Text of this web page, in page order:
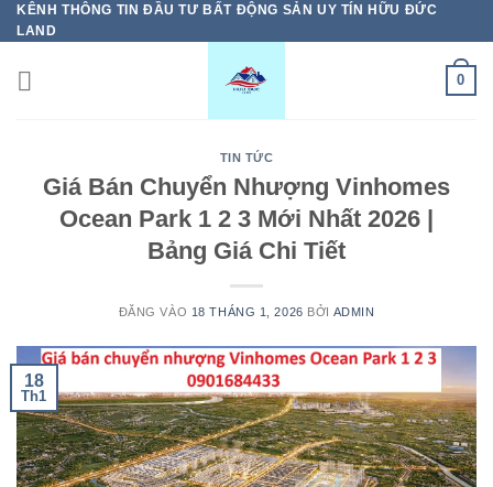
Bỏ
qua
nội
dung
KÊNH THÔNG TIN ĐẦU TƯ BẤT ĐỘNG SẢN UY TÍN HỮU ĐỨC
LAND
0
TIN TỨC
Giá Bán Chuyển Nhượng Vinhomes
Ocean Park 1 2 3 Mới Nhất 2026 |
Bảng Giá Chi Tiết
ĐĂNG VÀO 18 THÁNG 1, 2026 BỞI ADMIN
18
Th1